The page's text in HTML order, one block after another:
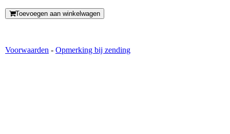
Toevoegen aan winkelwagen
Voorwaarden - Opmerking bij zending